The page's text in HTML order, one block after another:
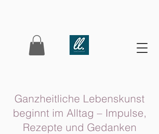
Ganzheitliche Lebenskunst
beginnt im Alltag – Impulse,
Rezepte und Gedanken